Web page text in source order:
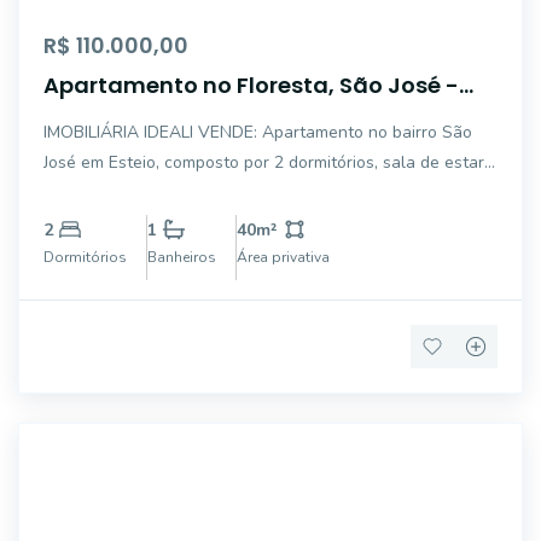
R$ 110.000,00
Apartamento no Floresta, São José -
Esteio
IMOBILIÁRIA IDEALI VENDE: Apartamento no bairro São
José em Esteio, composto por 2 dormitórios, sala de estar,
rotativo. Infraestrutura completa no entorno do
condomínio e fácil acesso ao centro da ci
2
Dormitórios
1
Banheiros
40m²
Área privativa